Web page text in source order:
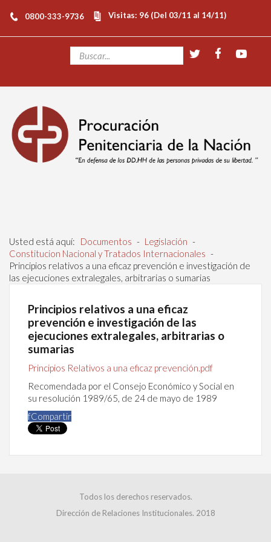
0800-333-9736 Visitas: 96 (Del 03/11 al 14/11)
Usted está aquí: Documentos - Legislación -
Constitucion Nacional y Tratados Internacionales -
Principios relativos a una eficaz prevención e investigación de
las ejecuciones extralegales, arbitrarias o sumarias
Principios relativos a una eficaz
prevención e investigación de las
ejecuciones extralegales, arbitrarias o
sumarias
Principios Relativos a una eficaz prevención.pdf
Recomendada por el Consejo Económico y Social en
su resolución 1989/65, de 24 de mayo de 1989
fCompartir
Todos los derechos reservados.
Dirección de Relaciones Institucionales. 2018